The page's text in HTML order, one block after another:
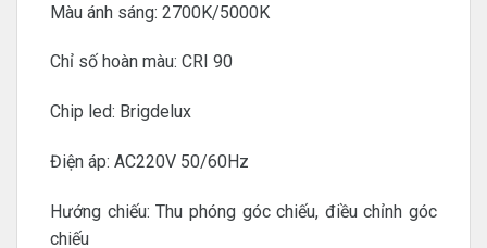
Màu ánh sáng: 2700K/5000K
Chỉ số hoàn màu: CRI 90
Chip led: Brigdelux
Điện áp: AC220V 50/60Hz
Hướng chiếu: Thu phóng góc chiếu, điều chỉnh góc
chiếu